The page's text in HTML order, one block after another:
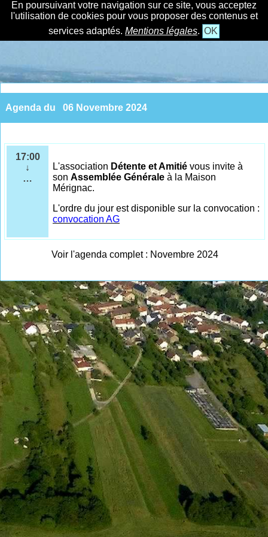
En poursuivant votre navigation sur ce site, vous acceptez
l'utilisation de cookies pour vous proposer des contenus et
services adaptés. Mentions légales. OK
Agenda du 06 Novembre 2024
17:00
↓
…
L'association Détente et Amitié vous invite à
son Assemblée Générale à la Maison
Mérignac.
L'ordre du jour est disponible sur la convocation :
convocation AG
Voir l'agenda complet : Novembre 2024